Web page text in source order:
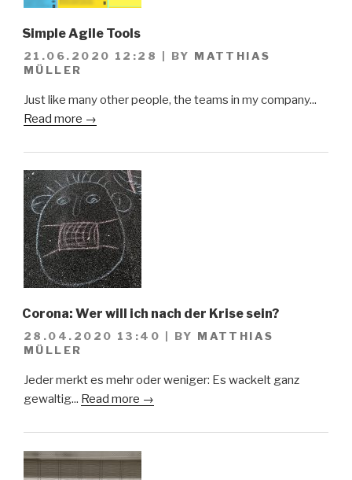
Simple Agile Tools
21.06.2020 12:28 BY MATTHIAS
MÜLLER
Just like many other people, the teams in my company...
Read more →
Corona: Wer will ich nach der Krise sein?
28.04.2020 13:40 BY MATTHIAS
MÜLLER
Jeder merkt es mehr oder weniger: Es wackelt ganz
gewaltig... Read more →